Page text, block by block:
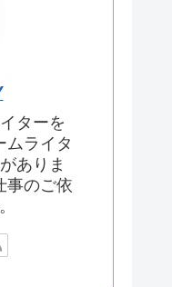
ターを
ムライタ
ありま
事のご依